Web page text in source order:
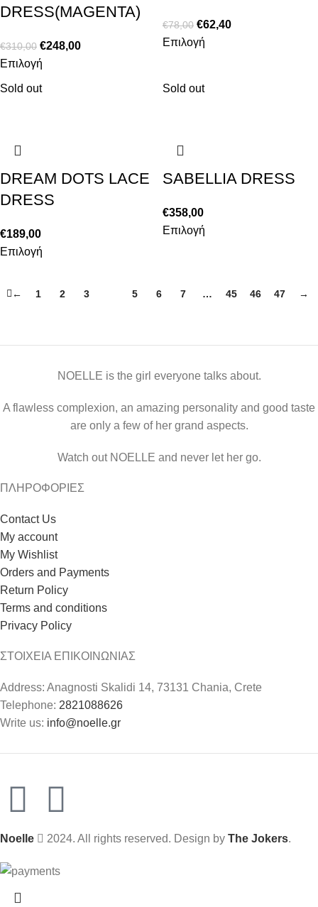
DRESS(MAGENTA)
€310,00 €248,00
Επιλογή
€78,00 €62,40
Επιλογή
Sold out
DREAM DOTS LACE
DRESS
€189,00
Επιλογή
Sold out
SABELLIA DRESS
€358,00
Επιλογή
← 1 2 3 5 6 7 … 45 46 47 →
NOELLE is the girl everyone talks about.
A flawless complexion, an amazing personality and good taste
are only a few of her grand aspects.
Watch out NOELLE and never let her go.
ΠΛΗΡΟΦΟΡΙΕΣ
Contact Us
My account
My Wishlist
Orders and Payments
Return Policy
Terms and conditions
Privacy Policy
ΣΤΟΙΧΕΙΑ ΕΠΙΚΟΙΝΩΝΙΑΣ
Address: Anagnosti Skalidi 14, 73131 Chania, Crete
Telephone: 2821088626
Write us: info@noelle.gr
Noelle 2024. All rights reserved. Design by The Jokers.